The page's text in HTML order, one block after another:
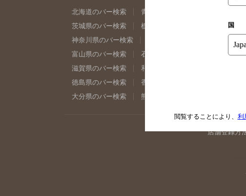
北海道のバー検索 青森県のバー検索
茨城県のバー検索
栃木県のバー検索 群馬県のバ
神奈川県のバー検索
埼玉県
富山県のバー検索
石川県のバー検索 福井県の
滋賀県のバー検索
和歌山県のバー検索
徳島県のバー検索
香川県のバー検索
大分県のバー検索
熊本県のバー検索
店舗登録方
国
閲覧することにより、 利